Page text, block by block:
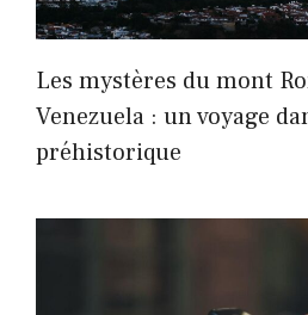
Les mystères du mont
Venezuela : un voyage
préhistorique